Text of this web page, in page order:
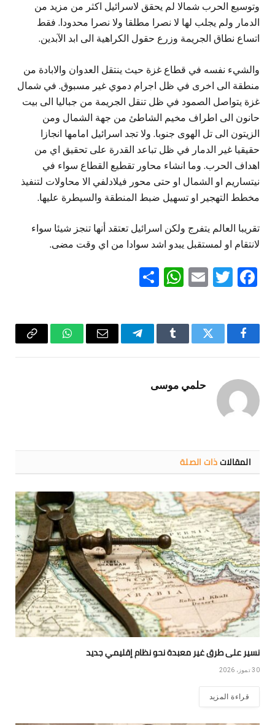
وتوسيع الحرب شمالا لم يحقق لاسرائيل اكثر من مزيد من
الدمار ولم يجلب لها لا نصرا مطلقا ولا نصرا محدودا. فقط
اتساع نطاق الجريمة وزرع حقول الكراهية الى ابد الآبدين.
والشيء نفسه في قطاع غزة حيث ينتقل العدوان والابادة من
منطقة الى اخرى في ظل اجرام دموي غير مسبوق. في شمال
غزة يتواصل الصمود في ظل تنقل الجريمة من جباليا الى بيت
حانون الى اطراف مخيم الشاطئ من جهة الشمال ومن
الزيتون الى تل الهوى جنوبا. ولا تجد اسرائيل امامها انجازا
حقيقيا غير الدمار في ظل تباعد القدرة على تحقيق اي من
اهداف الحرب. وما انشاء محاور تقطيع القطاع سواء في
نيتساريم او الشمال او حتى محور فيلادلفي الا محاولات لتنفيذ
مخطط التهجير او تسهيل ضبط المنطقة والسيطرة عليها.
تقريبا العالم يتفرج ولكن اسرائيل تعتقد أنها تنجز شيئا سواء
لانتقام او لمستقبل يبدو اشد سوادا من اي وقت مضى.
Facebook
Twitter
Email
WhatsApp
فيسبوكتويتر Tumblr تيلقرام البريد
واتسابCopy
حلمي موسى
المقالاتذات الصلة
نسير على طرق غير معبدة نحو نظام إقليمي جديد
30 تموز، 2026
قراءة المزيد